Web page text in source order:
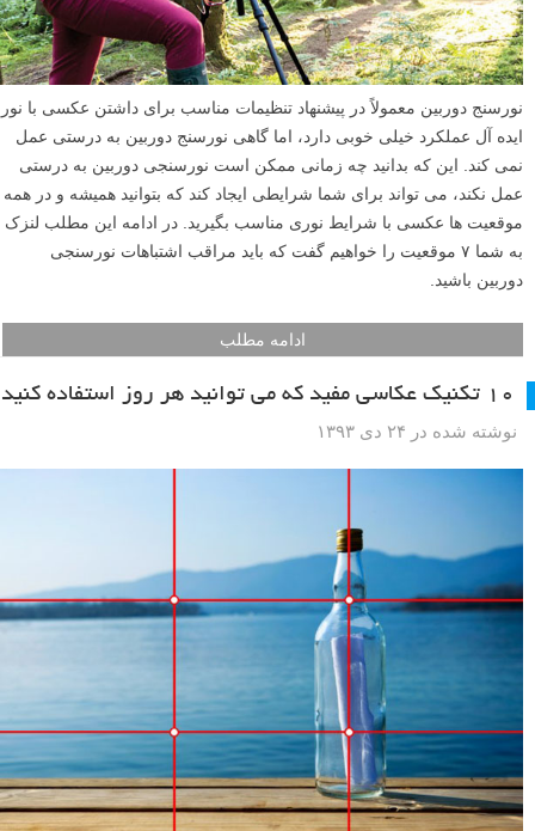
نورسنج دوربین معمولاً در پیشنهاد تنظیمات مناسب برای داشتن عکسی با نور
ایده آل عملکرد خیلی خوبی دارد، اما گاهی نورسنج دوربین به درستی عمل
موقعیت ها عکسی با شرایط نوری مناسب بگیرید. در ادامه این مطلب لنزک
به شما ۷ موقعیت را خواهیم گفت که باید مراقب اشتباهات نورسنجی
دوربین باشید.
ادامه مطلب
نوشته شده در ۲۴ دی ۱۳۹۳